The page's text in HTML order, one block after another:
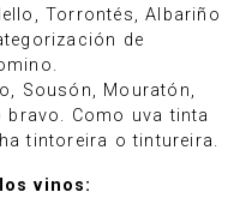
Torrontés, Albariño
de
Sousón, Mouratón,
bravo. Como uva tinta
tintoreira o tintureira.
vinos: